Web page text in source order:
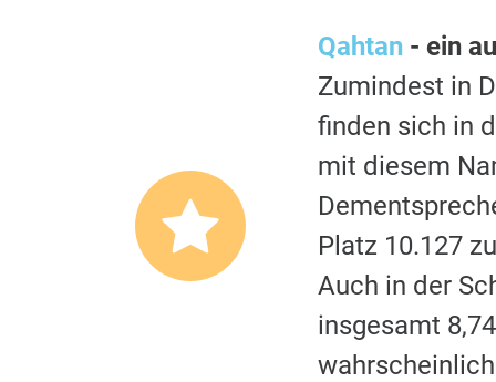
Qahtan - ein
Zumindest in
finden sich in
mit diesem
Platz 10.127
Auch in der
insgesamt